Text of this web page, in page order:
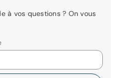
à vos questions ? On vous